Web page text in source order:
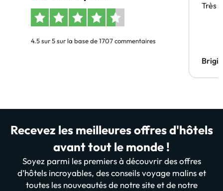
4.5 sur 5 sur la base de 1707 commentaires
Très
Recevez les meilleures offres d'hôtels
avant tout le monde !
Soyez parmi les premiers à découvrir des offres
d’hôtels incroyables, des conseils voyage malins et
toutes les nouveautés de notre site et de notre